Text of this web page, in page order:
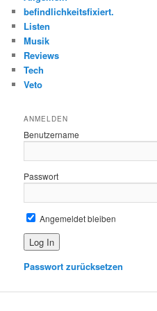
n
befindlichkeitsfixiert.
Listen
Musik
Reviews
Tech
Veto
ANMELDEN
Benutzername
Passwort
Angemeldet bleiben
Passwort zurücksetzen